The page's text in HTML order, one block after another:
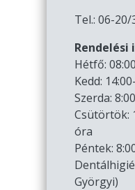
Tel.: 06-
Rendelési
Hétfő:
Kedd:
Szerda:
Csütörtök:
óra
Péntek:
Györgyi)